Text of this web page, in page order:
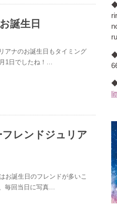
誕生日
アナのお誕生日もタイミング
1日でしたね！…
フレンドジュリア
お誕生日のフレンドが多いこ
毎回当日に写真…